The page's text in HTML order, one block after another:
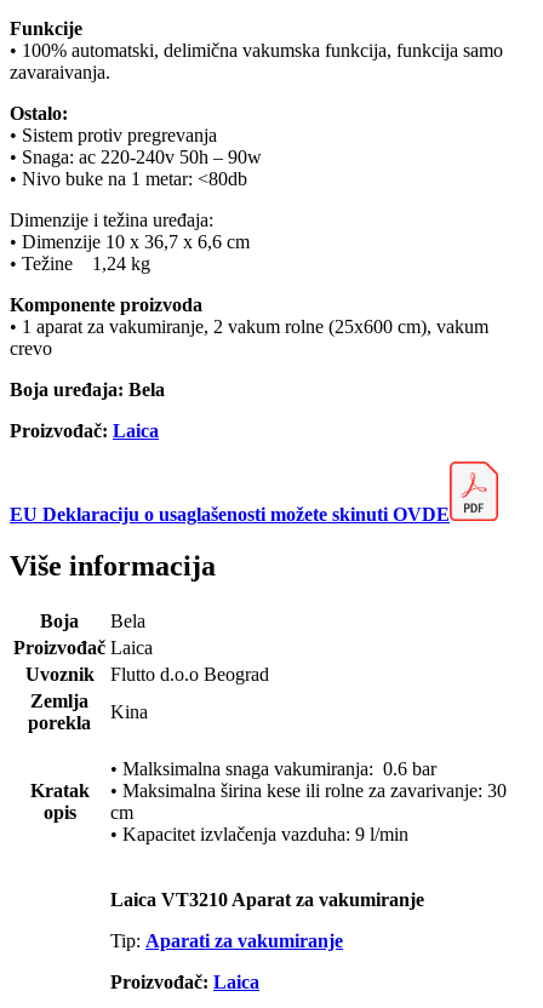
Funkcije
• 100% automatski, delimična vakumska funkcija, funkcija samo
zavaraivanja.
Ostalo:
• Sistem protiv pregrevanja
• Snaga: ac 220-240v 50h – 90w
• Nivo buke na 1 metar: <80db
Dimenzije i težina uređaja:
• Dimenzije 10 x 36,7 x 6,6 cm
• Težine 1,24 kg
Komponente proizvoda
• 1 aparat za vakumiranje, 2 vakum rolne (25x600 cm), vakum
crevo
Boja uređaja: Bela
Proizvođač: Laica
EU Deklaraciju o usaglašenosti možete skinuti OVDE
Više informacija
Boja
Bela
Proizvođač Laica
Uvoznik
Flutto d.o.o Beograd
Zemlja
porekla
Kina
Kratak
opis
• Malksimalna snaga vakumiranja: 0.6 bar
• Maksimalna širina kese ili rolne za zavarivanje: 30
cm
• Kapacitet izvlačenja vazduha: 9 l/min
Laica VT3210 Aparat za vakumiranje
Tip: Aparati za vakumiranje
Proizvođač: Laica